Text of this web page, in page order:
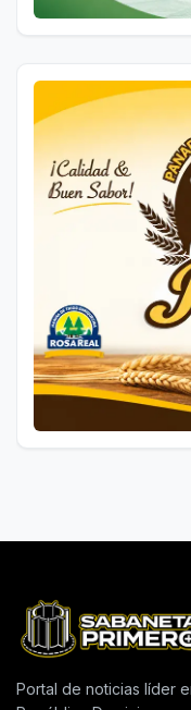
Portal de noticias líder